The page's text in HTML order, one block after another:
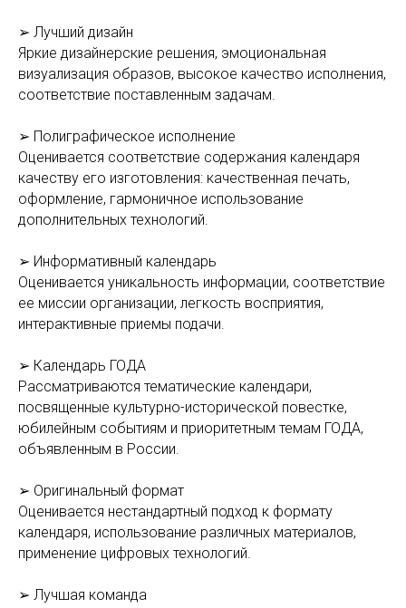
➢ Лучший дизайн
Яркие дизайнерские решения, эмоциональная
визуализация образов, высокое качество исполнения,
соответствие поставленным задачам.
➢ Полиграфическое исполнение
Оценивается соответствие содержания календаря
качеству его изготовления: качественная печать,
оформление, гармоничное использование
дополнительных технологий.
➢ Информативный календарь
Оценивается уникальность информации, соответствие
ее миссии организации, легкость восприятия,
интерактивные приемы подачи.
➢ Календарь ГОДА
Рассматриваются тематические календари,
посвященные культурно-исторической повестке,
юбилейным событиям и приоритетным темам ГОДА,
объявленным в России.
➢ Оригинальный формат
Оценивается нестандартный подход к формату
календаря, использование различных материалов,
применение цифровых технологий.
➢ Лучшая команда